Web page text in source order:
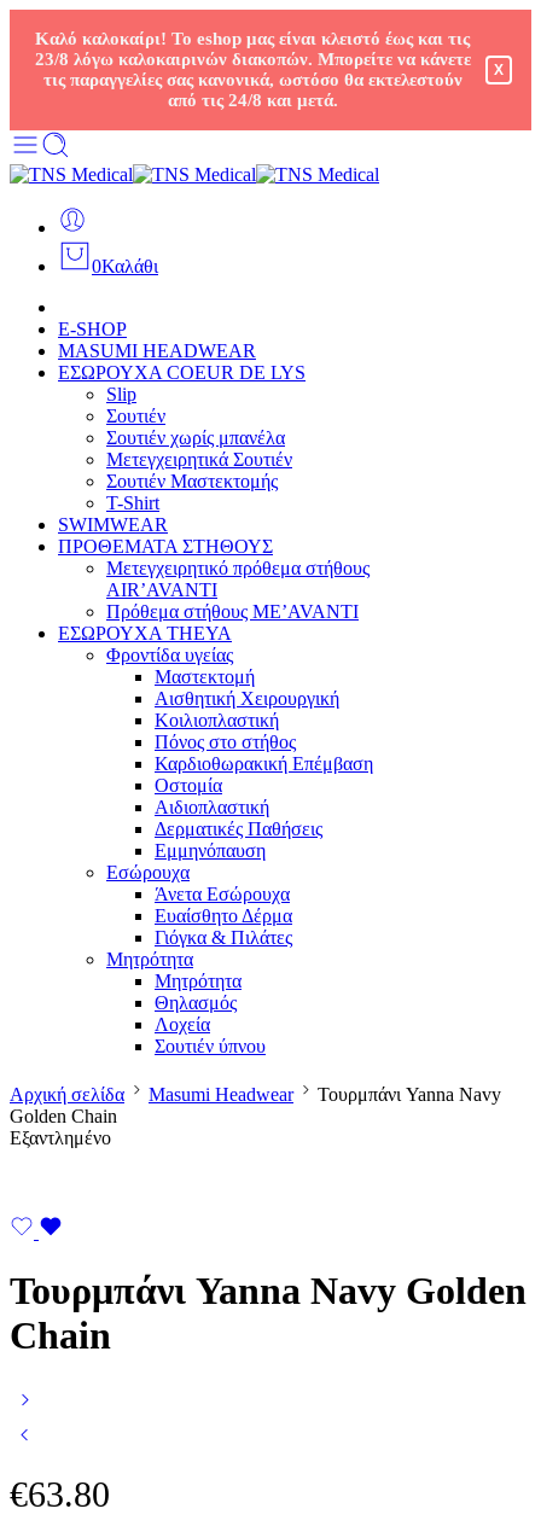
Καλό καλοκαίρι! Το eshop μας είναι κλειστό έως και τις
23/8 λόγω καλοκαιρινών διακοπών. Μπορείτε να κάνετε
τις παραγγελίες σας κανονικά, ωστόσο θα εκτελεστούν
από τις 24/8 και μετά.
X
0Καλάθι
E-SHOP
MASUMI HEADWEAR
ΕΣΩΡΟΥΧΑ COEUR DE LYS
Slip
Σουτιέν
Σουτιέν χωρίς μπανέλα
Μετεγχειρητικά Σουτιέν
Σουτιέν Μαστεκτομής
T-Shirt
SWIMWEAR
ΠΡΟΘΕΜΑΤΑ ΣΤΗΘΟΥΣ
Μετεγχειρητικό πρόθεμα στήθους
AIR’AVANTI
Πρόθεμα στήθους ME’AVANTI
ΕΣΩΡΟΥΧΑ THEYA
Φροντίδα υγείας
Μαστεκτομή
Αισθητική Χειρουργική
Κοιλιοπλαστική
Πόνος στο στήθος
Καρδιοθωρακική Επέμβαση
Οστομία
Αιδιοπλαστική
Δερματικές Παθήσεις
Εμμηνόπαυση
Εσώρουχα
Άνετα Εσώρουχα
Ευαίσθητο Δέρμα
Γιόγκα & Πιλάτες
Μητρότητα
Μητρότητα
Θηλασμός
Λοχεία
Σουτιέν ύπνου
Αρχική σελίδα Masumi Headwear
Τουρμπάνι Yanna Navy
Golden Chain
Εξαντλημένο
Τουρμπάνι Yanna Navy Golden
Chain
€63.80